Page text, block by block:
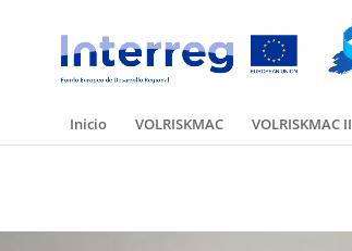
Inicio VOLRISKMAC VOLRISKMAC II